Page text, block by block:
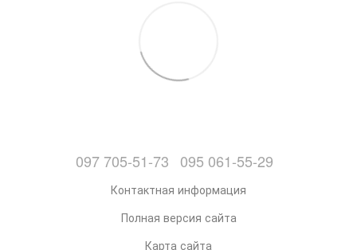
097 705-51-73 095 061-55-29
Контактная информация
Полная версия сайта
Карта сайта